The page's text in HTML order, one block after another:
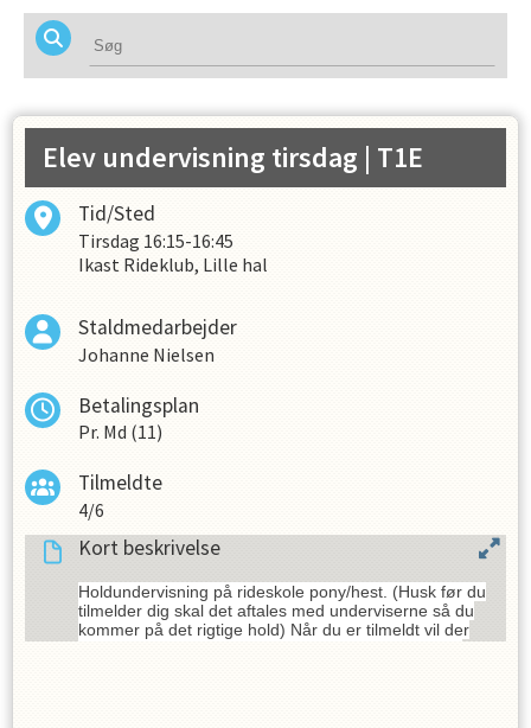
d. 1. i måneden fra dit betalingskort.
rideskolehold.
Hvis du ønsker at blive udmeldt, skal det ske på mail
til medlemirk@gmail.com
Der opkrævesikkei juli måned, hvor der ikke er
rideskole på grund af sommerferie.
Der erikke
Elev undervisning tirsdag | T1E
Tid/Sted
Tirsdag 16:15-16:45
Ikast Rideklub, Lille hal
Staldmedarbejder
Johanne Nielsen
Betalingsplan
Pr. Md (11)
Tilmeldte
4/6
Kort beskrivelse
Holdundervisning på rideskole pony/hest. (Husk før du
tilmelder dig skal det aftales med underviserne så du
kommer på det rigtige hold) Når du er tilmeldt vil der